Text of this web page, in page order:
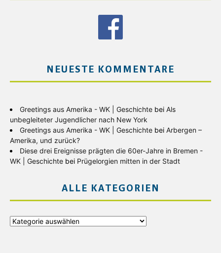
NEUESTE KOMMENTARE
Greetings aus Amerika - WK | Geschichte bei Als
unbegleiteter Jugendlicher nach New York
Greetings aus Amerika - WK | Geschichte bei Arbergen –
Amerika, und zurück?
Diese drei Ereignisse prägten die 60er-Jahre in Bremen -
WK | Geschichte bei Prügelorgien mitten in der Stadt
ALLE KATEGORIEN
Alle